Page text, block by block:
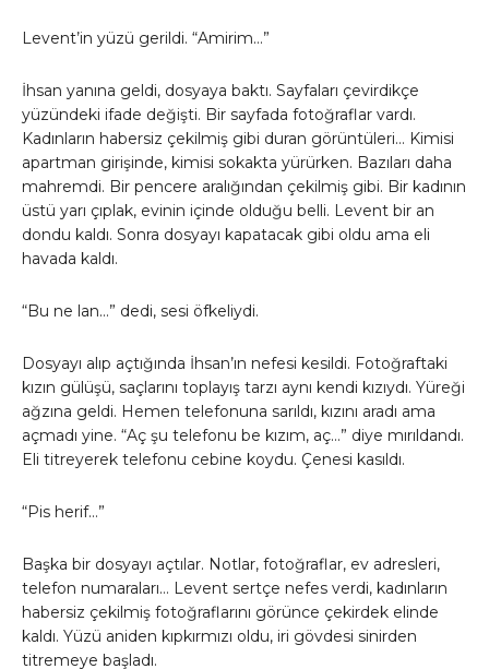
Levent’in yüzü gerildi. “Amirim…”
İhsan yanına geldi, dosyaya baktı. Sayfaları çevirdikçe
yüzündeki ifade değişti. Bir sayfada fotoğraflar vardı.
Kadınların habersiz çekilmiş gibi duran görüntüleri… Kimisi
apartman girişinde, kimisi sokakta yürürken. Bazıları daha
mahremdi. Bir pencere aralığından çekilmiş gibi. Bir kadının
üstü yarı çıplak, evinin içinde olduğu belli. Levent bir an
dondu kaldı. Sonra dosyayı kapatacak gibi oldu ama eli
havada kaldı.
“Bu ne lan…” dedi, sesi öfkeliydi.
Dosyayı alıp açtığında İhsan’ın nefesi kesildi. Fotoğraftaki
kızın gülüşü, saçlarını toplayış tarzı aynı kendi kızıydı. Yüreği
ağzına geldi. Hemen telefonuna sarıldı, kızını aradı ama
açmadı yine. “Aç şu telefonu be kızım, aç…” diye mırıldandı.
Eli titreyerek telefonu cebine koydu. Çenesi kasıldı.
“Pis herif…”
Başka bir dosyayı açtılar. Notlar, fotoğraflar, ev adresleri,
telefon numaraları… Levent sertçe nefes verdi, kadınların
habersiz çekilmiş fotoğraflarını görünce çekirdek elinde
kaldı. Yüzü aniden kıpkırmızı oldu, iri gövdesi sinirden
titremeye başladı.